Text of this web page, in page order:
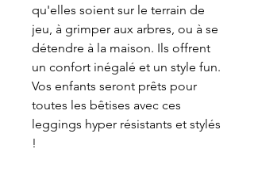
qu'elles soient sur le terrain de
jeu, à grimper aux arbres, ou à se
détendre à la maison. Ils offrent
un confort inégalé et un style fun.
Vos enfants seront prêts pour
toutes les bêtises avec ces
leggings hyper résistants et stylés
!